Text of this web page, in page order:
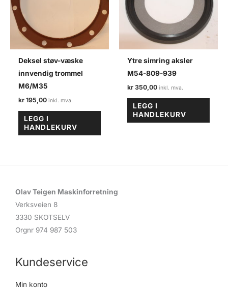
Deksel støv-væske
innvendig trommel
M6/M35
kr 195,00
LEGG I
HANDLEKURV
Ytre simring aksler
M54-809-939
kr 350,00
LEGG I
HANDLEKURV
Olav Teigen Maskinforretning
Verksveien 8
3330 SKOTSELV
Orgnr 974 987 503
Kundeservice
Min konto